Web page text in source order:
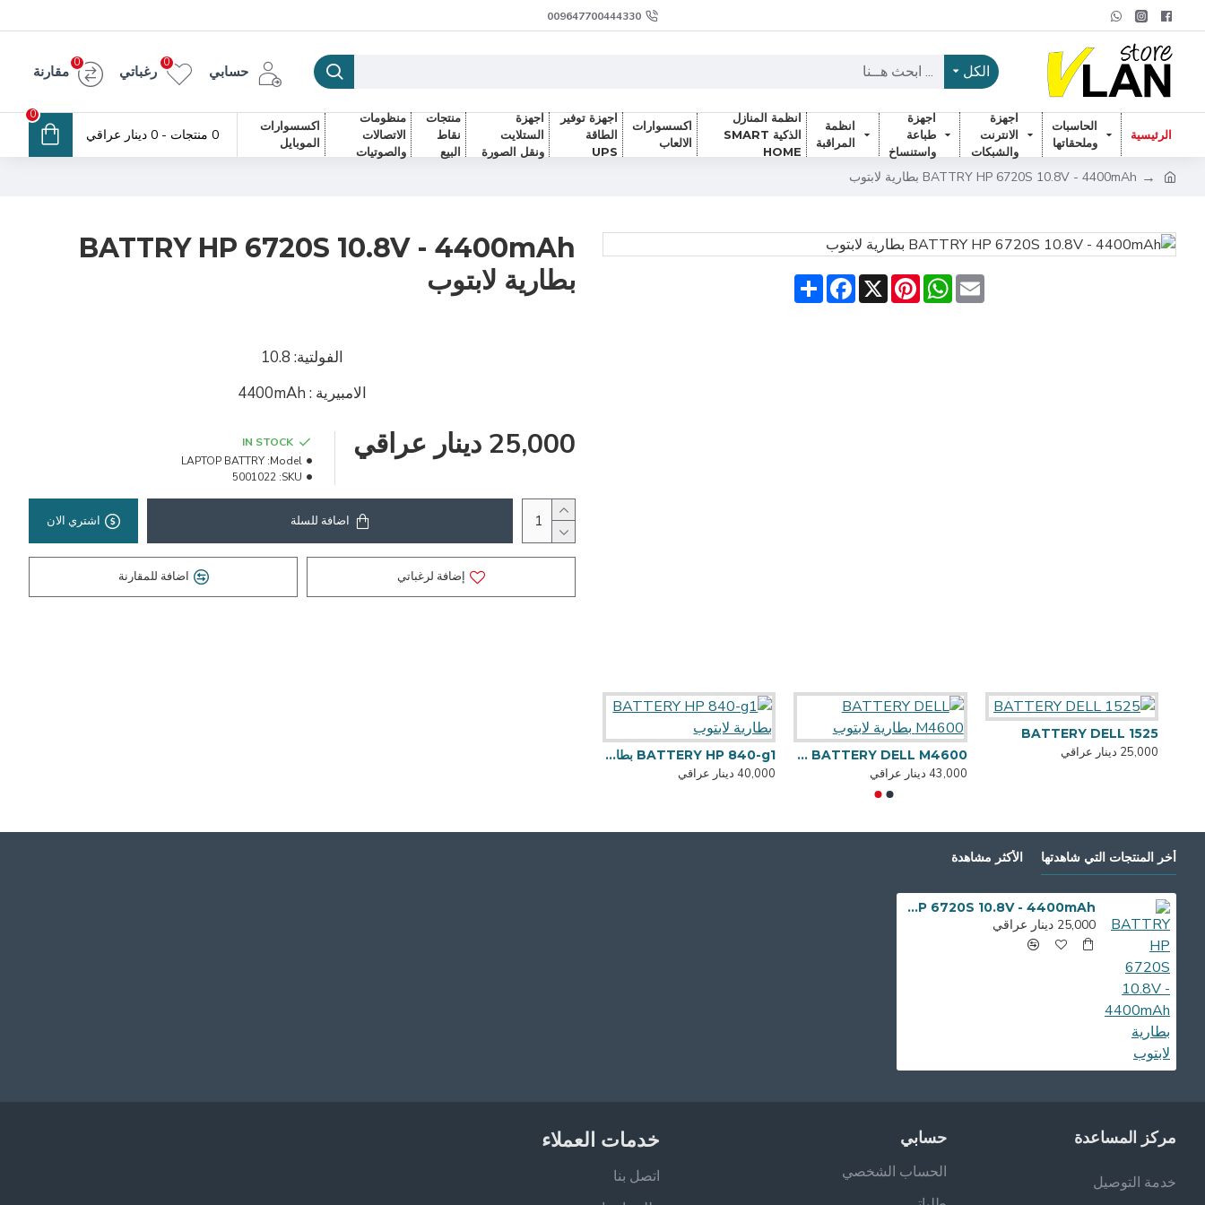
009647700444330
الكل حسابي رغباتي
0
مقارنة
0
الرئيسية
الحاسبات
وملحقاتها
اجهزة
الانترنت
والشبكات
اجهزة
طباعة
واستنساخ
انظمة
المراقبة
انظمة المنازل
الذكية SMART
HOME
اكسسوارات
الالعاب
اجهزة توفير
الطاقة
UPS
اجهزة
الستلايت
ونقل الصورة
منتجات
نقاط
البيع
منظومات
الاتصالات
والصوتيات
اكسسوارات
الموبايل
0 منتجات - 0 دينار عراقي
0
BATTRY HP 6720S 10.8V - 4400mAh بطارية لابتوب
Share
Facebook X
Pinterest
WhatsAppEmail
BATTRY HP 6720S 10.8V - 4400mAh
بطارية لابتوب
الفولتية: 10.8
الامبيرية : 4400mAh
25,000 دينار عراقي
IN STOCK
Model:
LAPTOP BATTRY
SKU:
5001022
اضافة للسلة اشتري الان
إضافة لرغباتي اضافة للمقارنة
BATTERY DELL 1525
25,000 دينار عراقي
BATTERY DELL M4600 بطارية لابتوب
43,000 دينار عراقي
BATTERY HP 840-g1 بطارية لابتوب
40,000 دينار عراقي
أخر المنتجات التي شاهدتها الأكثر مشاهدة
BATTRY HP 6720S 10.8V - 4400mAh بطارية لابتوب
25,000 دينار عراقي
مركز المساعدة
خدمة التوصيل
حسابي
الحساب الشخصي
خدمات العملاء
اتصل بنا